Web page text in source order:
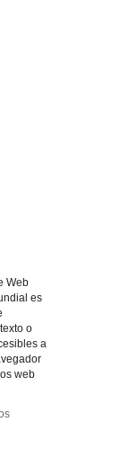
Web
es
o
a
web